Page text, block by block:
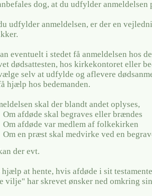
dog, at du udfylder anmeldelsen
udfylder anmeldelsen, er der en
eventuelt i stedet få anmeldelsen hos
dødsattesten, hos kirkekontoret eller
selv at udfylde og aflevere
hjælp hos bedemanden.
skal der blandt andet oplyses,
Om afdøde skal begraves eller brændes
Om afdøde var medlem af folkekirken
Om en præst skal medvirke ved en
der evt.
at hente, hvis afdøde i sit
vilje" har skrevet ønsker ned omkring